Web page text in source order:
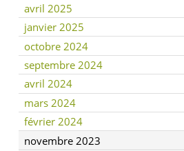
avril 2025
janvier 2025
octobre 2024
septembre 2024
avril 2024
mars 2024
février 2024
novembre 2023